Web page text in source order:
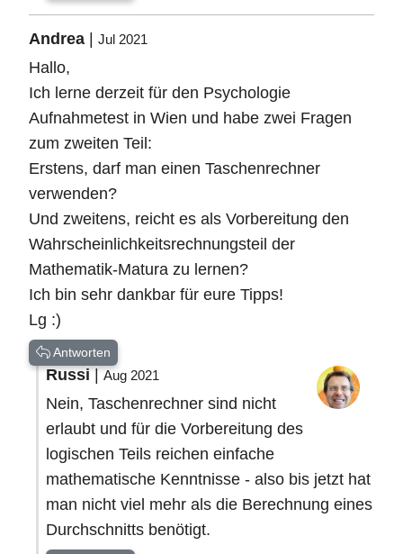
Andrea Jul 2021
Hallo,
Ich lerne derzeit für den Psychologie
Aufnahmetest in Wien und habe zwei Fragen
zum zweiten Teil:
Erstens, darf man einen Taschenrechner
verwenden?
Und zweitens, reicht es als Vorbereitung den
Wahrscheinlichkeitsrechnungsteil der
Mathematik-Matura zu lernen?
Ich bin sehr dankbar für eure Tipps!
Lg :)
Antworten
Russi|Aug 2021
Nein, Taschenrechner sind nicht
erlaubt und für die Vorbereitung des
logischen Teils reichen einfache
mathematische Kenntnisse - also bis jetzt hat
man nicht viel mehr als die Berechnung eines
Durchschnitts benötigt.